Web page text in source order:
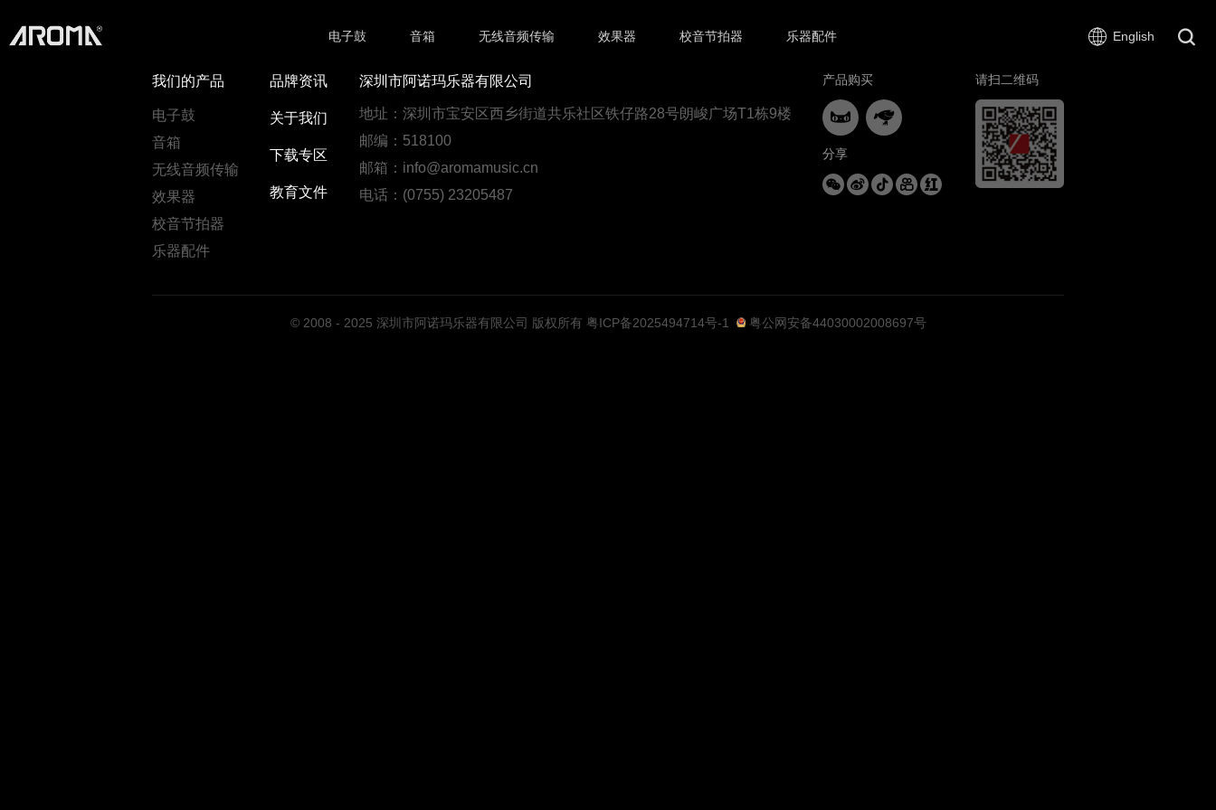
电子鼓 音箱 无线音频传输 效果器 校音节拍器 乐器配件 English
我们的产品
电子鼓
音箱
无线音频传输
效果器
校音节拍器
乐器配件
品牌资讯
关于我们
下载专区
教育文件
深圳市阿诺玛乐器有限公司
地址：深圳市宝安区西乡街道共乐社区铁仔路28号朗峻广场T1栋9楼
邮编：518100
邮箱：info@aromamusic.cn
电话：(0755) 23205487
产品购买
 
分享
    
请扫二维码
© 2008 - 2025 深圳市阿诺玛乐器有限公司 版权所有 粤ICP备2025494714号-1 粤公网安备44030002008697号